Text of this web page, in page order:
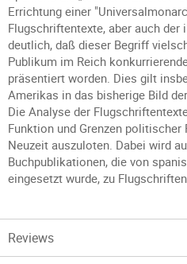
Errichtung einer
Flugschriftentexte, aber auch
deutlich, daß dieser Begriff
Publikum im Reich
präsentiert worden. Dies gilt
Amerikas in das bisherige Bild
Die Analyse der
Funktion und Grenzen politischer
Neuzeit auszuloten. Dabei wird
Buchpublikationen, die von
eingesetzt wurde, zu
Reviews